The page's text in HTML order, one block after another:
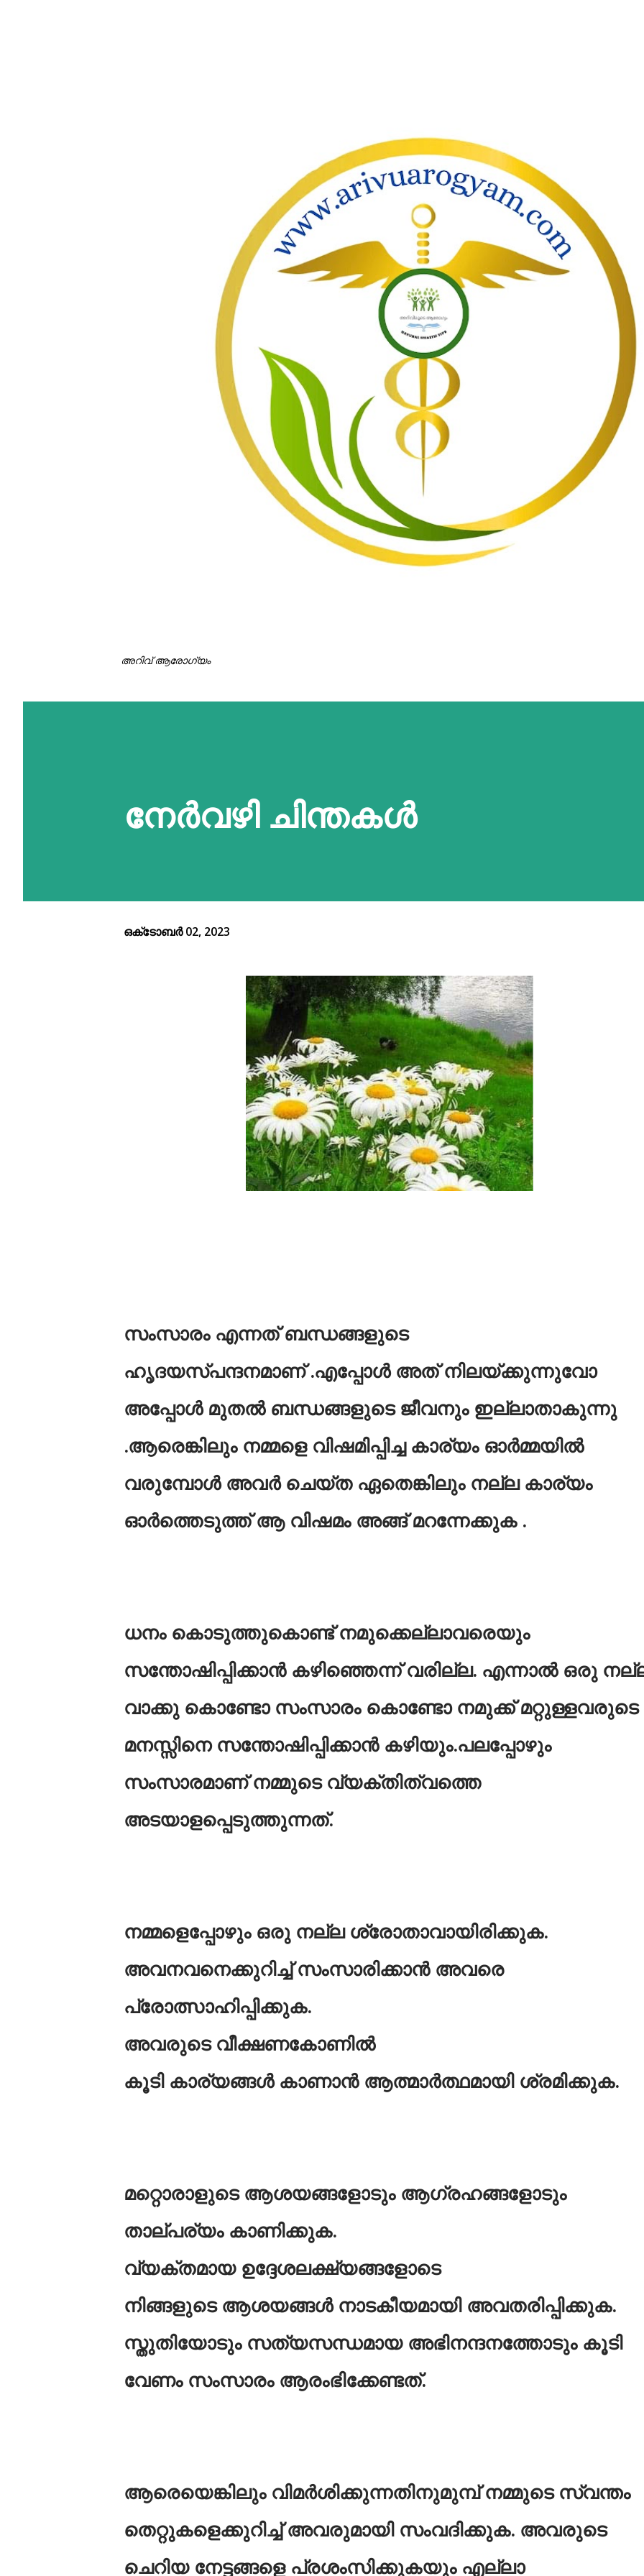
അറിവ് ആരോഗ്യം
നേർവഴി ചിന്തകൾ
ഒക്‌ടോബർ 02, 2023
സംസാരം എന്നത് ബന്ധങ്ങളുടെ
ഹൃദയസ്പന്ദനമാണ് .എപ്പോൾ അത് നിലയ്ക്കുന്നുവോ
അപ്പോൾ മുതൽ ബന്ധങ്ങളുടെ ജീവനും ഇല്ലാതാകുന്നു
.ആരെങ്കിലും നമ്മളെ വിഷമിപ്പിച്ച കാര്യം ഓർമ്മയിൽ
വരുമ്പോൾ അവർ ചെയ്ത ഏതെങ്കിലും നല്ല കാര്യം
ഓർത്തെടുത്ത് ആ വിഷമം അങ്ങ് മറന്നേക്കുക .
ധനം കൊടുത്തുകൊണ്ട് നമുക്കെല്ലാവരെയും
സന്തോഷിപ്പിക്കാൻ കഴിഞ്ഞെന്ന് വരില്ല. എന്നാൽ ഒരു
വാക്കു കൊണ്ടോ സംസാരം കൊണ്ടോ നമുക്ക് മറ്റുള്ളവരുടെ
മനസ്സിനെ സന്തോഷിപ്പിക്കാൻ കഴിയും.പലപ്പോഴും
സംസാരമാണ് നമ്മുടെ വ്യക്തിത്വത്തെ
അടയാളപ്പെടുത്തുന്നത്.
നമ്മളെപ്പോഴും ഒരു നല്ല ശ്രോതാവായിരിക്കുക.
അവനവനെക്കുറിച്ച് സംസാരിക്കാൻ അവരെ
പ്രോത്സാഹിപ്പിക്കുക.
അവരുടെ വീക്ഷണകോണിൽ
കൂടി കാര്യങ്ങൾ കാണാൻ ആത്മാർത്ഥമായി ശ്രമിക്കുക.
മറ്റൊരാളുടെ ആശയങ്ങളോടും ആഗ്രഹങ്ങളോടും
താല്പര്യം കാണിക്കുക.
വ്യക്തമായ ഉദ്ദേശലക്ഷ്യങ്ങളോടെ
നിങ്ങളുടെ ആശയങ്ങൾ നാടകീയമായി അവതരിപ്പിക്കുക.
സ്തുതിയോടും സത്യസന്ധമായ അഭിനന്ദനത്തോടും കൂടി
വേണം സംസാരം ആരംഭിക്കേണ്ടത്.
ആരെയെങ്കിലും വിമർശിക്കുന്നതിനുമുമ്പ് നമ്മുടെ സ്വന്തം
തെറ്റുകളെക്കുറിച്ച് അവരുമായി സംവദിക്കുക. അവരുടെ
ചെറിയ നേട്ടങ്ങളെ പ്രശംസിക്കുകയും എല്ലാ